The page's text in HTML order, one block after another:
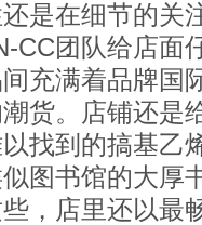
在细节的关
CC团队给店面
充满着品牌国
货。店铺还是
找到的搞基乙
图书馆的大厚
，店里还以最